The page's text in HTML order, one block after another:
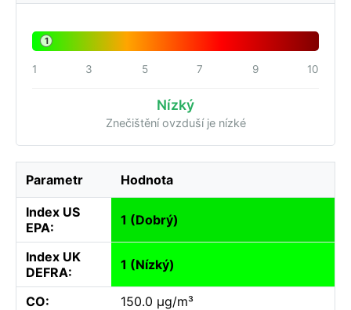
1
1 3 5 7 9 10
Nízký
Znečištění ovzduší je nízké
Parametr Hodnota
Index US
EPA:
1 (Dobrý)
Index UK
DEFRA:
1 (Nízký)
CO:
150.0 µg/m³